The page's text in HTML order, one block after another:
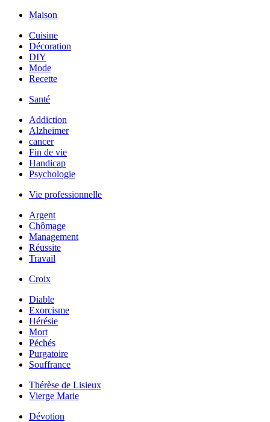
Maison
Cuisine
Décoration
DIY
Mode
Recette
Santé
Addiction
Alzheimer
cancer
Fin de vie
Handicap
Psychologie
Vie professionnelle
Argent
Chômage
Management
Réussite
Travail
Croix
Diable
Exorcisme
Hérésie
Mort
Péchés
Purgatoire
Souffrance
Thérèse de Lisieux
Vierge Marie
Dévotion